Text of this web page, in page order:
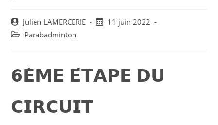
Post
author:
Julien LAMERCERIE
Post11 juin 2022
Post Parabadminton
𝟲𝗘̀𝗠𝗘 𝗘́𝗧𝗔𝗣𝗘 𝗗𝗨
𝗖𝗜𝗥𝗖𝗨𝗜𝗧